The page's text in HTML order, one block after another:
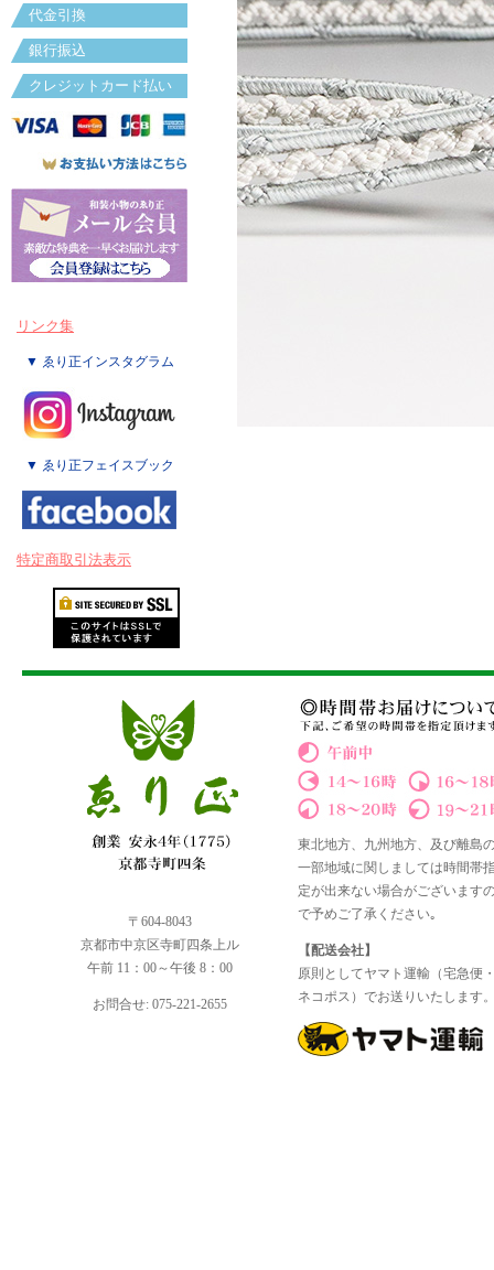
代金引換
銀行振込
クレジットカード払い
リンク集
▼ ゑり正インスタグラム
▼ ゑり正フェイスブック
特定商取引法表示
〒604-8043
京都市中京区寺町四条上ル
午前 11：00～午後 8：00
お問合せ: 075-221-2655
東北地方、九州地方、及び離島
一部地域に関しましては時間帯
定が出来ない場合がございます
で予めご了承ください｡
【配送会社】
原則としてヤマト運輸（宅急便
ネコポス）でお送りいたします